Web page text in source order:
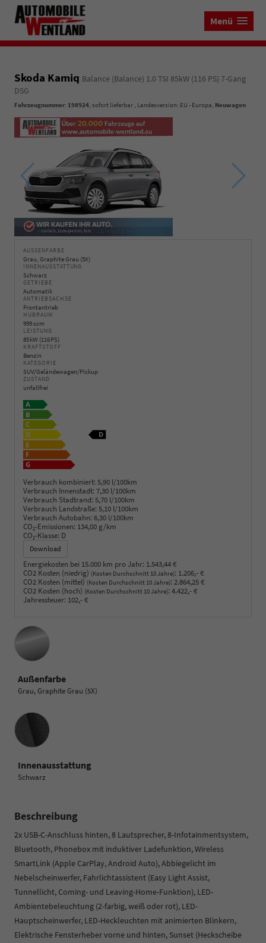
Menü
Skoda Kamiq Balance (Balance) 1.0 TSI 85kW (116 PS) 7-Gang
DSG
Fahrzeugnummer: 198924, sofort lieferbar , Landesversion: EU - Europa, Neuwagen
AUSSENFARBE
Grau, Graphite Grau (5X)
INNENAUSSTATTUNG
Schwarz
GETRIEBE
Automatik
ANTRIEBSACHSE
Frontantrieb
HUBRAUM
999 ccm
LEISTUNG
85 kW (116 PS)
KRAFTSTOFF
Benzin
KATEGORIE
SUV/Geländewagen/Pickup
ZUSTAND
unfallfrei
Verbrauch kombiniert: 5,90 l/100km
Verbrauch Innenstadt: 7,30 l/100km
Verbrauch Stadtrand: 5,70 l/100km
Verbrauch Landstraße: 5,10 l/100km
Verbrauch Autobahn: 6,30 l/100km
CO2-Emissionen: 134,00 g/km
CO2-Klasse: D
Download
Energiekosten bei 15.000 km pro Jahr: 1.543,44 €
CO2 Kosten (niedrig) (Kosten Durchschnitt 10 Jahre): 1.206,- €
CO2 Kosten (mittel) (Kosten Durchschnitt 10 Jahre): 2.864,25 €
CO2 Kosten (hoch) (Kosten Durchschnitt 10 Jahre): 4.422,- €
Jahressteuer: 102,- €
Außenfarbe
Grau, Graphite Grau (5X)
Innenausstattung
Innenausstattung
Schwarz
Beschreibung
2x USB-C-Anschluss hinten, 8 Lautsprecher, 8-Infotainmentsystem,
Bluetooth, Phonebox mit induktiver Ladefunktion, Wireless
SmartLink (Apple CarPlay, Android Auto), Abbiegelicht im
Nebelscheinwerfer, Fahrlichtassistent (Easy Light Assist,
Tunnellicht, Coming- und Leaving-Home-Funktion), LED-
Ambientebeleuchtung (2-farbig, weiß oder rot), LED-
Hauptscheinwerfer, LED-Heckleuchten mit animierten Blinkern,
Elektrische Fensterheber vorne und hinten, Sunset (Heckscheibe